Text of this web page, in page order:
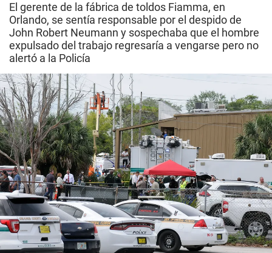
El gerente de la fábrica de toldos Fiamma, en
Orlando, se sentía responsable por el despido de
John Robert Neumann y sospechaba que el hombre
expulsado del trabajo regresaría a vengarse pero no
alertó a la Policía